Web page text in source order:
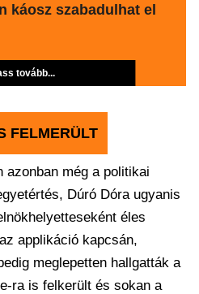
káosz szabadulhat el
tovább...
FELMERÜLT
azonban még a politikai
Dúró Dóra ugyanis
éles
applikáció kapcsán,
meglepetten hallgatták a
ra is felkerült és sokan a